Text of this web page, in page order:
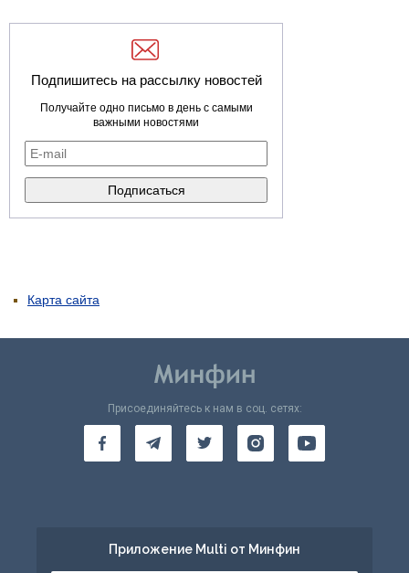
Подпишитесь на рассылку новостей
Получайте одно письмо в день с самыми
важными новостями
Карта сайта
Присоединяйтесь к нам в соц. сетях:
Приложение Multi от Минфин